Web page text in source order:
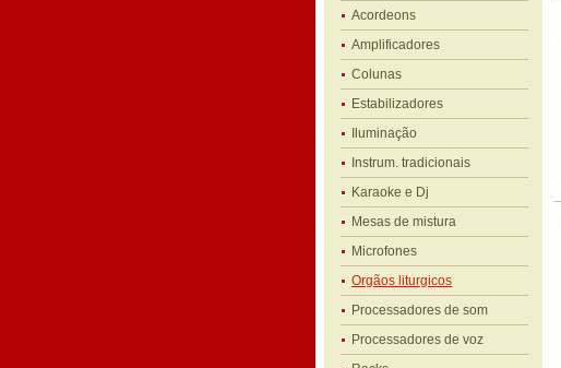
Acordeons
Amplificadores
Colunas
Estabilizadores
Iluminação
Instrum. tradicionais
Karaoke e Dj
Mesas de mistura
Microfones
Orgãos liturgicos
Processadores de som
Processadores de voz